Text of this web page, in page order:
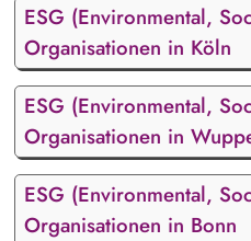
ESG (Environmental,
Organisationen in Köln
ESG (Environmental,
Organisationen in
ESG (Environmental,
Organisationen in Bonn